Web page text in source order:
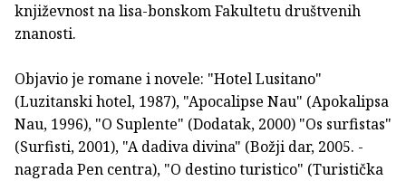
književnost na lisa-bonskom Fakultetu društvenih
znanosti.
Objavio je romane i novele: "Hotel Lusitano"
(Luzitanski hotel, 1987), "Apocalipse Nau" (Apokalipsa
Nau, 1996), "O Suplente" (Dodatak, 2000) "Os surfistas"
(Surfisti, 2001), "A dadiva divina" (Božji dar, 2005. -
nagrada Pen centra), "O destino turistico" (Turistička